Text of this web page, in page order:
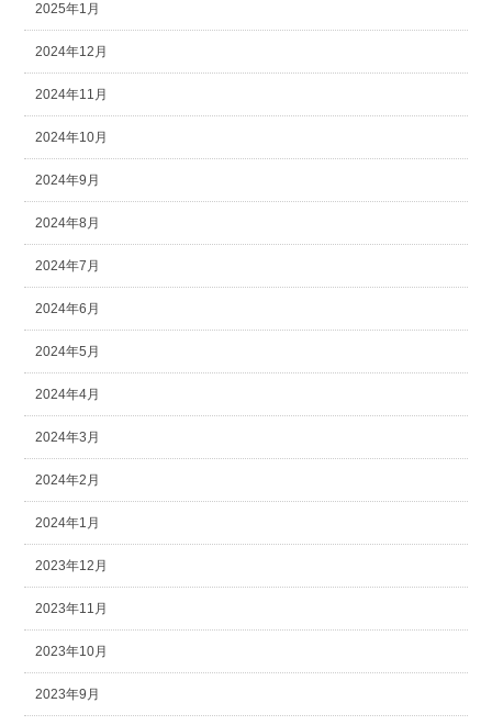
2025年1月
2024年12月
2024年11月
2024年10月
2024年9月
2024年8月
2024年7月
2024年6月
2024年5月
2024年4月
2024年3月
2024年2月
2024年1月
2023年12月
2023年11月
2023年10月
2023年9月